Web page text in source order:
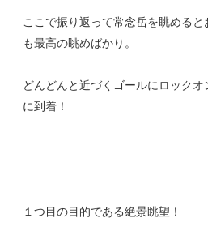
ここで振り返って常念岳を眺める
も最高の眺めばかり。
どんどんと近づくゴールにロック
に到着！
１つ目の目的である絶景眺望！